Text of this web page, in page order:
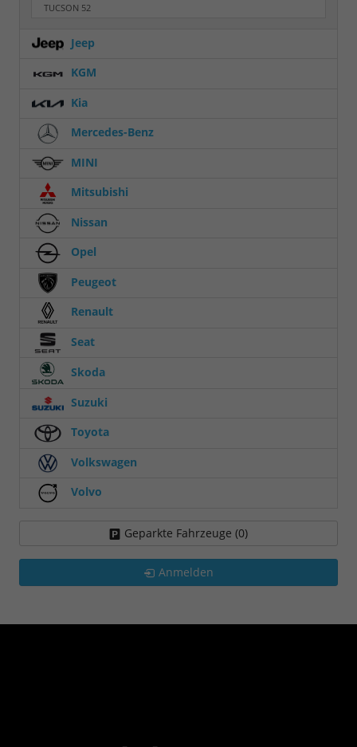
TUCSON 52
Jeep
KGM
Kia
Mercedes-Benz
MINI
Mitsubishi
Nissan
Opel
Peugeot
Renault
Seat
Skoda
Suzuki
Toyota
Volkswagen
Volvo
Geparkte Fahrzeuge (0)
Anmelden